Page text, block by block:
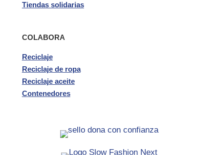
Tiendas solidarias
COLABORA
Reciclaje
Reciclaje de ropa
Reciclaje aceite
Contenedores